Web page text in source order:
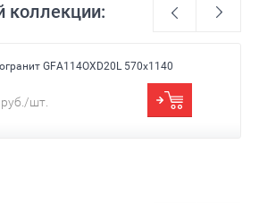
коллекции:
GFA114OXD20L 570x1140
Бирюзовый, Черный
руб./шт.